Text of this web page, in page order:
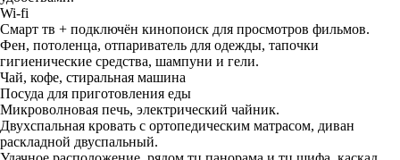
Wi-fi
Смарт тв + подключён кинопоиск для просмотров фильмов.
Фен, потоленца, отпариватель для одежды, тапочки
гигиенические средства, шампуни и гели.
Чай, кофе, стиральная машина
Посуда для приготовления еды
Микроволновая печь, электрический чайник.
Двухспальная кровать с ортопедическим матрасом, диван
раскладной двуспальный.